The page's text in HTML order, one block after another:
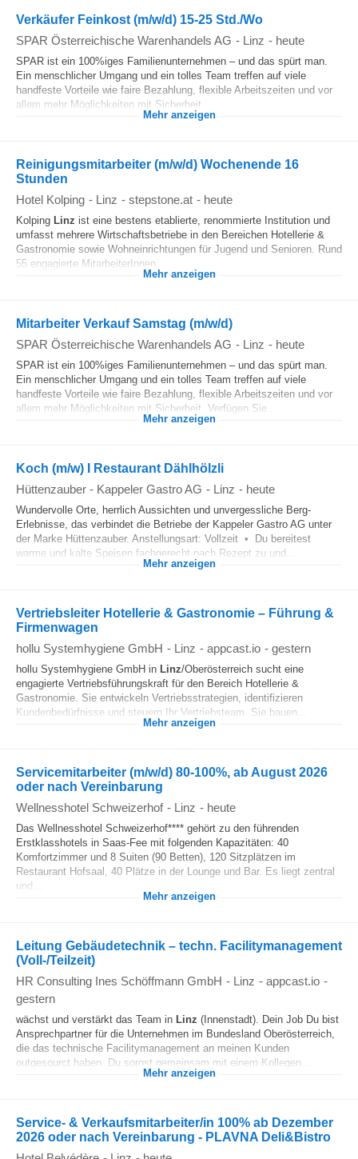
Verkäufer Feinkost (m/w/d) 15-25 Std./Wo
SPAR Österreichische Warenhandels AG - Linz - heute
SPAR ist ein 100%iges Familienunternehmen – und das spürt man.
Ein menschlicher Umgang und ein tolles Team treffen auf viele
handfeste Vorteile wie faire Bezahlung, flexible Arbeitszeiten und vor
allem mehr Möglichkeiten mit Sicherheit.
Mehr anzeigen
Reinigungsmitarbeiter (m/w/d) Wochenende 16
Stunden
Hotel Kolping - Linz - stepstone.at - heute
Kolping Linz ist eine bestens etablierte, renommierte Institution und
umfasst mehrere Wirtschaftsbetriebe in den Bereichen Hotellerie &
Gastronomie sowie Wohneinrichtungen für Jugend und Senioren. Rund
55 engagierte MitarbeiterInnen...
Mehr anzeigen
Mitarbeiter Verkauf Samstag (m/w/d)
SPAR Österreichische Warenhandels AG - Linz - heute
SPAR ist ein 100%iges Familienunternehmen – und das spürt man.
Ein menschlicher Umgang und ein tolles Team treffen auf viele
handfeste Vorteile wie faire Bezahlung, flexible Arbeitszeiten und vor
allem mehr Möglichkeiten mit Sicherheit. Verfügen Sie...
Mehr anzeigen
Koch (m/w) I Restaurant Dählhölzli
Hüttenzauber - Kappeler Gastro AG - Linz - heute
Wundervolle Orte, herrlich Aussichten und unvergessliche Berg-
Erlebnisse, das verbindet die Betriebe der Kappeler Gastro AG unter
der Marke Hüttenzauber. Anstellungsart: Vollzeit • Du bereitest
warme und kalte Speisen fachgerecht nach Rezept zu und...
Mehr anzeigen
Vertriebsleiter Hotellerie & Gastronomie – Führung &
Firmenwagen
hollu Systemhygiene GmbH - Linz - appcast.io - gestern
hollu Systemhygiene GmbH in Linz/Oberösterreich sucht eine
engagierte Vertriebsführungskraft für den Bereich Hotellerie &
Gastronomie. Sie entwickeln Vertriebsstrategien, identifizieren
Kundenbedürfnisse und steuern Ihr Vertriebsteam. Sie bauen...
Mehr anzeigen
Servicemitarbeiter (m/w/d) 80-100%, ab August 2026
oder nach Vereinbarung
Wellnesshotel Schweizerhof - Linz - heute
Das Wellnesshotel Schweizerhof**** gehört zu den führenden
Erstklasshotels in Saas-Fee mit folgenden Kapazitäten: 40
Komfortzimmer und 8 Suiten (90 Betten), 120 Sitzplätzen im
Restaurant Hofsaal, 40 Plätze in der Lounge und Bar. Es liegt zentral
und...
Mehr anzeigen
Leitung Gebäudetechnik – techn. Facilitymanagement
(Voll-/Teilzeit)
HR Consulting Ines Schöffmann GmbH - Linz - appcast.io -
gestern
wächst und verstärkt das Team in Linz (Innenstadt). Dein Job Du bist
Ansprechpartner für die Unternehmen im Bundesland Oberösterreich,
die das technische Facilitymanagement an meinen Kunden
outgesourct haben. Du sorgst gemeinsam mit einem Kollegen...
Mehr anzeigen
Service- & Verkaufsmitarbeiter/in 100% ab Dezember
2026 oder nach Vereinbarung - PLAVNA Deli&Bistro